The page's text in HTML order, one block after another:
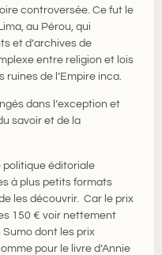
controversée. Ce fut le
au Pérou, qui
et d’archives de
entre religion et lois
de l’Empire inca.
dans l’exception et
savoir et de la
politique éditoriale
à plus petits formats
les découvrir. Car le prix
150 € voir nettement
dont les prix
pour le livre d’Annie